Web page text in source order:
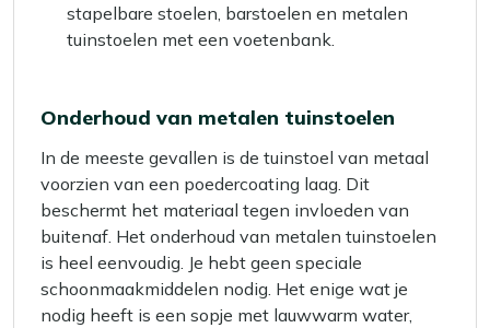
stapelbare stoelen, barstoelen en metalen
tuinstoelen met een voetenbank.
Onderhoud van metalen tuinstoelen
In de meeste gevallen is de tuinstoel van metaal
voorzien van een poedercoating laag. Dit
beschermt het materiaal tegen invloeden van
buitenaf. Het onderhoud van metalen tuinstoelen
is heel eenvoudig. Je hebt geen speciale
schoonmaakmiddelen nodig. Het enige wat je
nodig heeft is een sopje met lauwwarm water,